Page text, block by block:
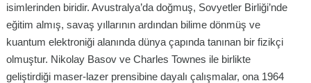
isimlerinden biridir. Avustralya’da doğmuş, Sovyetler Birliği’nde
eğitim almış, savaş yıllarının ardından bilime dönmüş ve
kuantum elektroniği alanında dünya çapında tanınan bir fizikçi
olmuştur. Nikolay Basov ve Charles Townes ile birlikte
geliştirdiği maser-lazer prensibine dayalı çalışmalar, ona 1964